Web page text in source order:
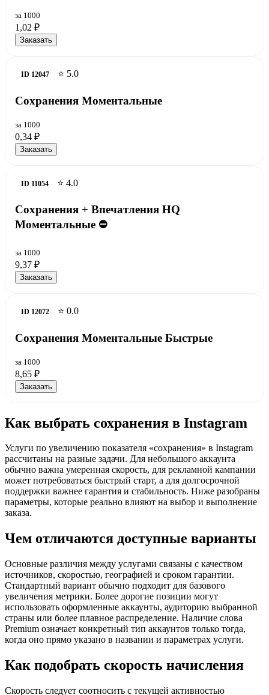
за 1000
1,02 ₽
Заказать
ID 12047 ⭐ 5.0
Сохранения Моментальные
за 1000
0,34 ₽
Заказать
ID 11054 ⭐ 4.0
Сохранения + Впечатления HQ
Моментальные ⛔
за 1000
9,37 ₽
Заказать
ID 12072 ⭐ 0.0
Сохранения Моментальные Быстрые
за 1000
8,65 ₽
Заказать
Как выбрать сохранения в Instagram
Услуги по увеличению показателя «сохранения» в Instagram
рассчитаны на разные задачи. Для небольшого аккаунта
обычно важна умеренная скорость, для рекламной кампании
может потребоваться быстрый старт, а для долгосрочной
поддержки важнее гарантия и стабильность. Ниже разобраны
параметры, которые реально влияют на выбор и выполнение
заказа.
Чем отличаются доступные варианты
Основные различия между услугами связаны с качеством
источников, скоростью, географией и сроком гарантии.
Стандартный вариант обычно подходит для базового
увеличения метрики. Более дорогие позиции могут
использовать оформленные аккаунты, аудиторию выбранной
страны или более плавное распределение. Наличие слова
Premium означает конкретный тип аккаунтов только тогда,
когда оно прямо указано в названии и параметрах услуги.
Как подобрать скорость начисления
Скорость следует соотносить с текущей активностью